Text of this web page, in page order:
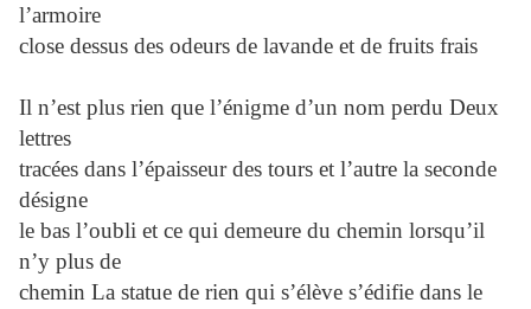
l’armoire
close dessus des odeurs de lavande et de fruits frais
Il n’est plus rien que l’énigme d’un nom perdu Deux
lettres
tracées dans l’épaisseur des tours et l’autre la seconde
désigne
le bas l’oubli et ce qui demeure du chemin lorsqu’il
n’y plus de
chemin La statue de rien qui s’élève s’édifie dans le